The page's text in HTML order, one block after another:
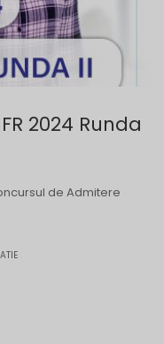
2024 Runda
de Admitere